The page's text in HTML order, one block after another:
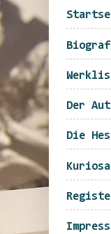
Der
Die
Kuriosa